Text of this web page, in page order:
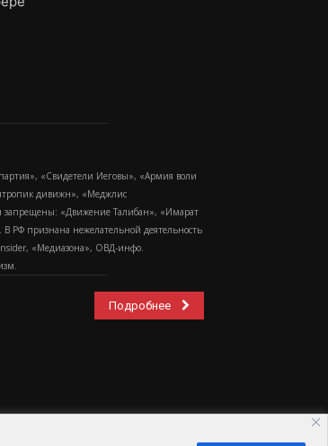
«Свидетели Иеговы», «Армия воли
дивижн», «Меджлис
запрещены: «Движение Талибан», «Имарат
РФ признана нежелательной деятельность
«Медиазона», ОВД-инфо.
Подробнее